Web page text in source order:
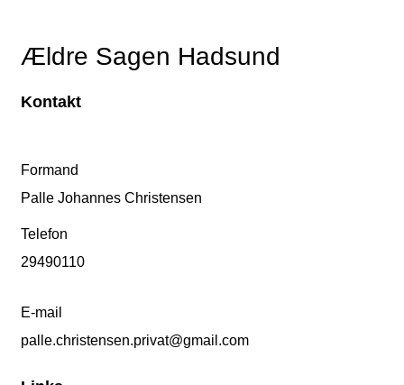
Ældre Sagen Hadsund
Kontakt
Formand
Palle Johannes Christensen
Telefon
29490110
E-mail
palle.christensen.privat@gmail.com